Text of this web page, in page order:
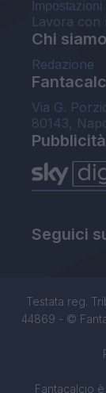
Lavora con
Chi siamo
Redazione
Via G.
80143,
Seguici
Testata reg.
44869 - ©
Fantacalcio